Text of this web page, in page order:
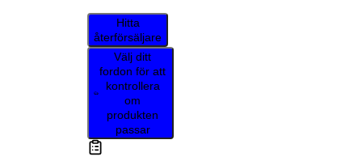
Hitta
återförsäljare
Välj ditt
fordon för att
kontrollera
om
produkten
passar